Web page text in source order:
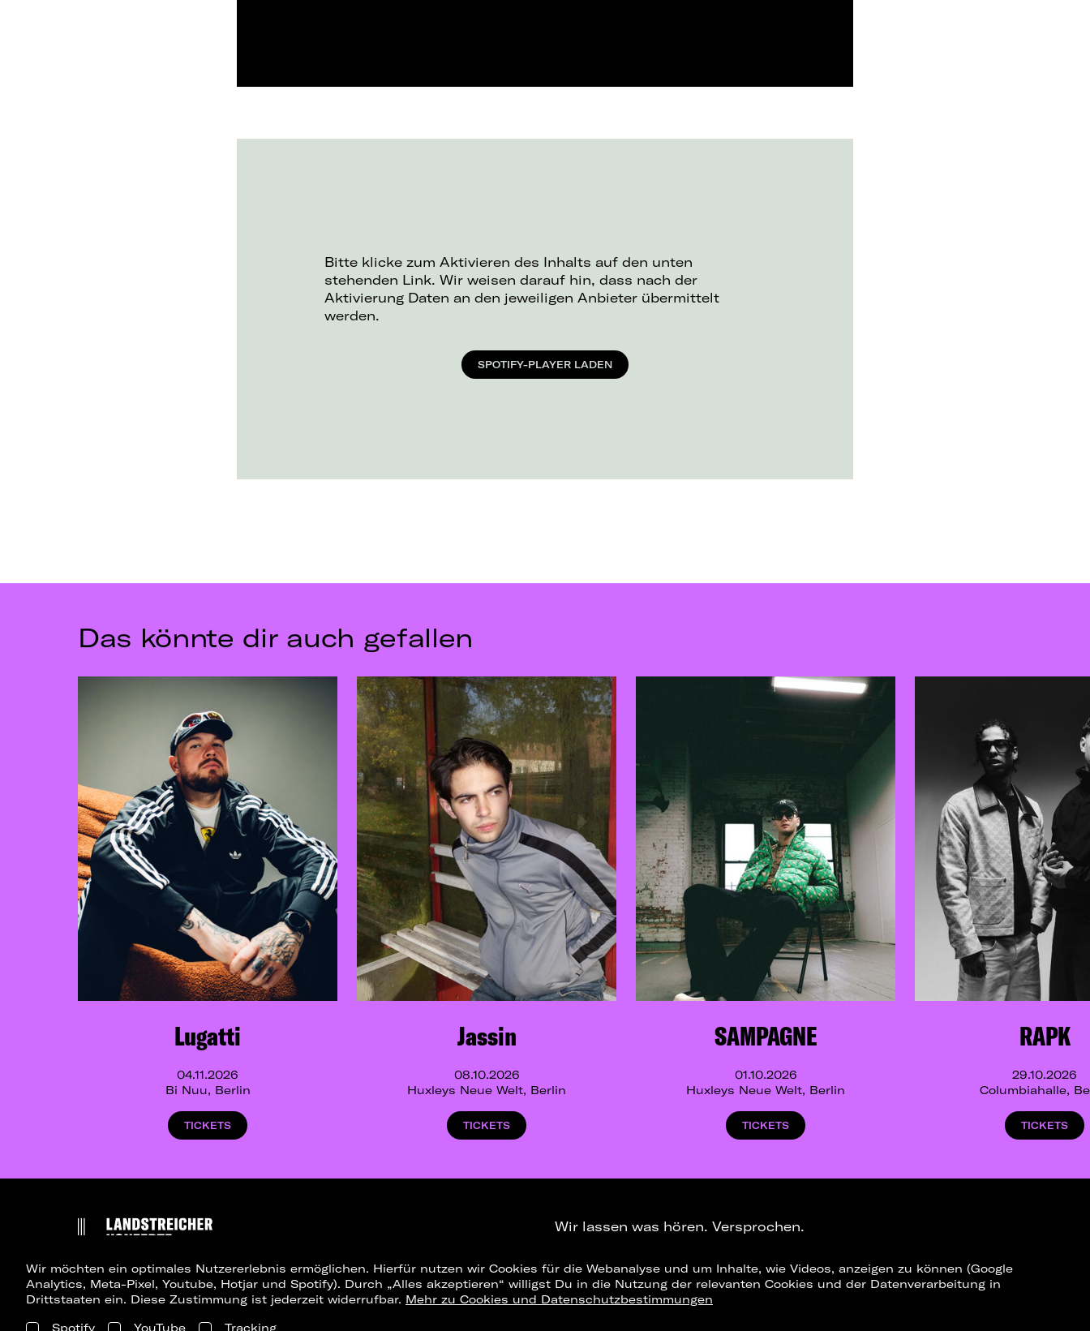
Bitte klicke zum Aktivieren des Inhalts auf den unten
stehenden Link. Wir weisen darauf hin, dass nach der
Aktivierung Daten an den jeweiligen Anbieter übermittelt
werden.
SPOTIFY-PLAYER LADEN
Das könnte dir auch gefallen
Lugatti
04.11.2026
Bi Nuu, Berlin
TICKETS
Jassin
08.10.2026
Huxleys Neue Welt, Berlin
TICKETS
SAMPAGNE
01.10.2026
Huxleys Neue Welt, Berlin
TICKETS
RAPK
29.10.2026
Columbiahalle,
TICKETS
Wir möchten ein optimales Nutzererlebnis ermöglichen. Hierfür nutzen wir Cookies für die Webanalyse und um Inhalte, wie Videos, anzeigen zu können (Google
Analytics, Meta-Pixel, Youtube, Hotjar und Spotify). Durch „Alles akzeptieren“ willigst Du in die Nutzung der relevanten Cookies und der Datenverarbeitung in
Drittstaaten ein. Diese Zustimmung ist jederzeit widerrufbar. Mehr zu Cookies und Datenschutzbestimmungen
Spotify
YouTube Tracking
Wir lassen was hören. Versprochen.
NEWSLETTER TELEGRAM-CHANNEL